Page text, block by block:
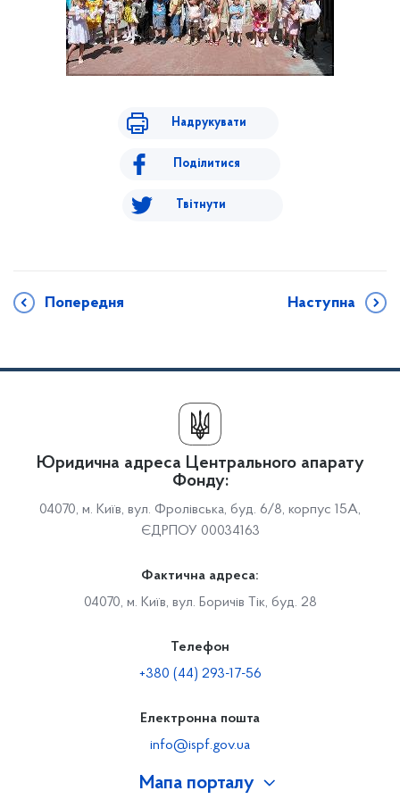
Надрукувати
Поділитися
Твітнути
Попередня Наступна
Мапа порталу
Юридична адреса Центрального апарату
Фонду:
04070, м. Київ, вул. Фролівська, буд. 6/8, корпус 15А,
ЄДРПОУ 00034163
Фактична адреса:
04070, м. Київ, вул. Боричів Тік, буд. 28
Телефон
+380 (44) 293-17-56
Електронна пошта
info@ispf.gov.ua